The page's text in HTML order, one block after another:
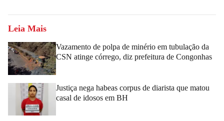
Leia Mais
Vazamento de polpa de minério em tubulação da
CSN atinge córrego, diz prefeitura de Congonhas
Justiça nega habeas corpus de diarista que matou
casal de idosos em BH